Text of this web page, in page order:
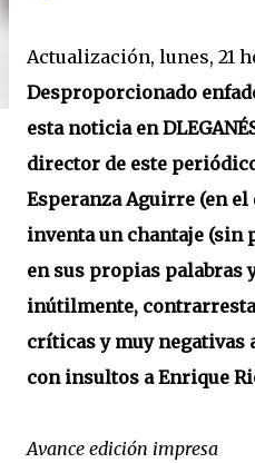
Actualización, lunes, 21
Desproporcionado
esta noticia en
director de este
Esperanza Aguirre (en el
inventa un chantaje (sin
en sus propias palabras
inútilmente,
críticas y muy negativas
con insultos a Enrique
Avance edición impresa